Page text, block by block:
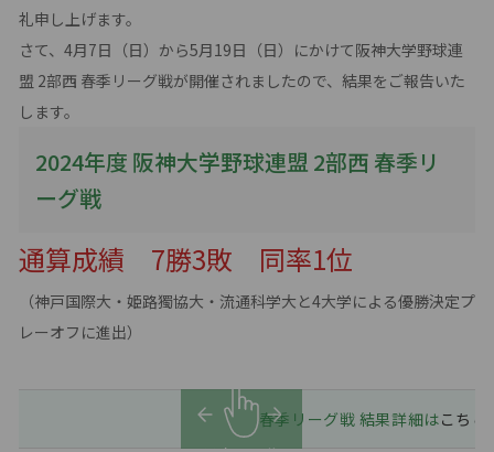
礼申し上げます。
さて、4月7日（日）から5月19日（日）にかけて阪神大学野球連
盟 2部西 春季リーグ戦が開催されましたので、結果をご報告いた
します。
2024年度 阪神大学野球連盟 2部西 春季リ
ーグ戦
通算成績 7勝3敗 同率1位
（神戸国際大・姫路獨協大・流通科学大と4大学による優勝決定プ
レーオフに進出）
春季リーグ戦 結果詳細はこちら